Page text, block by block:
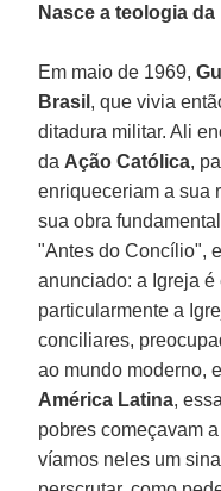
Nasce a teologia
Em maio de 1969,
Brasil , que vivia
ditadura militar. Ali
da Ação Católica,
enriqueceriam a sua
sua obra
"Antes do Concílio",
anunciado: a Igreja é
particularmente a
conciliares,
ao mundo moderno,
América Latina,
pobres começavam
víamos neles um